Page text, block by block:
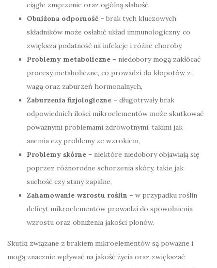
ciągłe zmęczenie oraz ogólną słabość,
Obniżona odporność – brak tych kluczowych
składników może osłabić układ immunologiczny, co
zwiększa podatność na infekcje i różne choroby,
Problemy metaboliczne – niedobory mogą zakłócać
procesy metaboliczne, co prowadzi do kłopotów z
wagą oraz zaburzeń hormonalnych,
Zaburzenia fizjologiczne – długotrwały brak
odpowiednich ilości mikroelementów może skutkować
poważnymi problemami zdrowotnymi, takimi jak
anemia czy problemy ze wzrokiem,
Problemy skórne – niektóre niedobory objawiają się
poprzez różnorodne schorzenia skóry, takie jak
suchość czy stany zapalne,
Zahamowanie wzrostu roślin – w przypadku roślin
deficyt mikroelementów prowadzi do spowolnienia
wzrostu oraz obniżenia jakości plonów.
Skutki związane z brakiem mikroelementów są poważne i
mogą znacznie wpływać na jakość życia oraz zwiększać